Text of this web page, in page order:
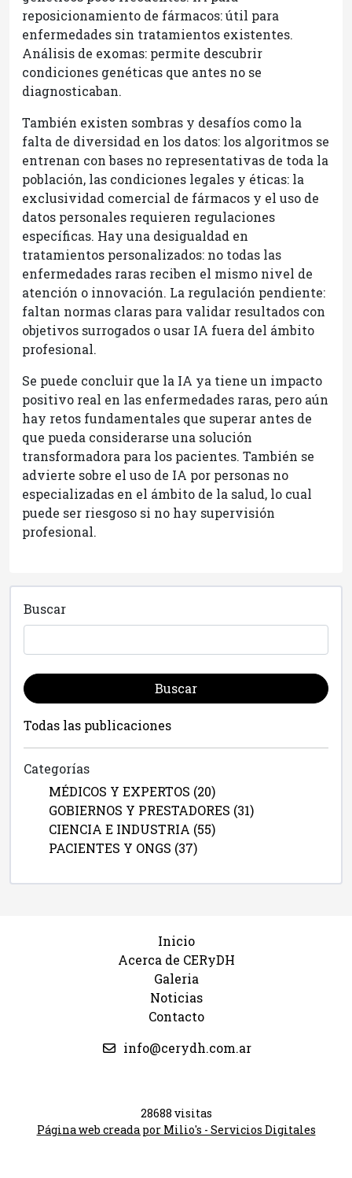
reposicionamiento de fármacos: útil para
enfermedades sin tratamientos existentes.
Análisis de exomas: permite descubrir
condiciones genéticas que antes no se
diagnosticaban.
También existen sombras y desafíos como la
falta de diversidad en los datos: los algoritmos se
entrenan con bases no representativas de toda la
población, las condiciones legales y éticas: la
exclusividad comercial de fármacos y el uso de
datos personales requieren regulaciones
específicas. Hay una desigualdad en
tratamientos personalizados: no todas las
enfermedades raras reciben el mismo nivel de
atención o innovación. La regulación pendiente:
faltan normas claras para validar resultados con
objetivos surrogados o usar IA fuera del ámbito
profesional.
Se puede concluir que la IA ya tiene un impacto
positivo real en las enfermedades raras, pero aún
hay retos fundamentales que superar antes de
que pueda considerarse una solución
transformadora para los pacientes. También se
advierte sobre el uso de IA por personas no
especializadas en el ámbito de la salud, lo cual
puede ser riesgoso si no hay supervisión
profesional.
Buscar
Buscar
Todas las publicaciones
Categorías
MÉDICOS Y EXPERTOS (20)
GOBIERNOS Y PRESTADORES (31)
CIENCIA E INDUSTRIA (55)
PACIENTES Y ONGS (37)
Inicio
Acerca de CERyDH
Galeria
Noticias
Contacto
info@cerydh.com.ar
28688 visitas
Página web creada por Milio's - Servicios Digitales